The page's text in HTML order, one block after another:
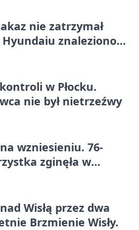
nie zatrzymał
Hyundaiu znaleziono
w Płocku.
nie był nietrzeźwy
wzniesieniu. 76-
zginęła w
Wisłą przez dwa
Brzmienie Wisły.